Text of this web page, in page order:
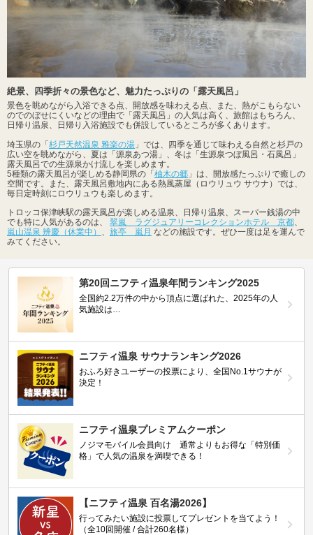
絶景、四季折々の景色など、魅力たっぷりの「露天風呂」
景色を眺めながら入浴できる点、開放感を味わえる点、また、熱がこもらない
のでのぼせにくいなどの理由で「露天風呂」の人気は高く、旅館はもちろん、
日帰り温泉、日帰り入浴施設でも併設しているところが多くあります。
埼玉県の「 杉戸天然温泉 雅楽の湯 」では、四季を通じて味わえる自然と杉戸の
広い空を眺めながら、夏は「源泉あつ湯」、冬は「生源泉つぼ風呂・石風呂」
露天風呂での生源泉かけ流しを楽しめます。
5種類の露天風呂が楽しめる静岡県の「 柚木の郷 」は、開放感たっぷりで癒しの
空間です。また、露天風呂敷地内にある熱風蒸屋（ロウリュウ サウナ）では、
毎日定時刻にロウリュウも楽しめます。
トロッコ保津峡駅の露天風呂が楽しめる温泉、日帰り温泉、スーパー銭湯の中
でも特に人気があるのは、 翠嵐 ラグジュアリーコレクションホテル 京都、
嵐山温泉 辨慶（休業中） 、 旅亭 嵐月 などの施設です。ぜひ一度は足を運んで
みてください。
第20回ニフティ温泉年間ランキング2025
全国約2.2万件の中から頂点に選ばれた、2025年の人
気施設は…
ニフティ温泉 サウナランキング2026
おふろ好きユーザーの投票により、全国No.1サウナが
決定！
ニフティ温泉プレミアムクーポン
ノジマモバイル会員向け 通常よりもお得な「特別価
格」で人気の温泉を満喫できる！
【ニフティ温泉 百名湯2026】
行ってみたい施設に投票してプレゼントを当てよう！
（全10回開催 / 合計260名様）